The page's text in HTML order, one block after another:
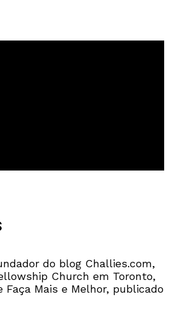
do blog Challies.com,
Church em Toronto,
Faça Mais e Melhor, publicado